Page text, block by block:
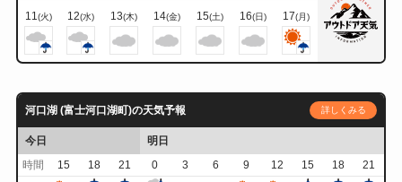
11(火) 12(水) 13(木) 14(金) 15(土) 16(日) 17(月)
河口湖 (富士河口湖町)の天気予報 詳しくみる
今日
明日
時間
15 18 21 0 3 6 9 12 15 18
21